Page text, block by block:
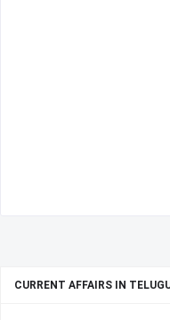
CURRENT AFFAIRS IN